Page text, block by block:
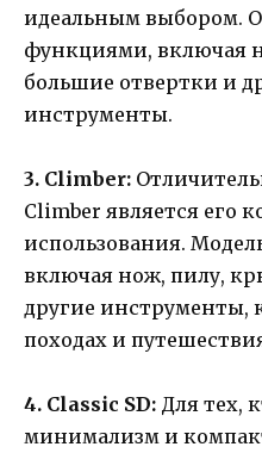
идеальным выбором.
функциями, включая
большие отвертки и
инструменты.
3. Climber:
Climber является его
использования.
включая нож, пилу,
другие инструменты,
походах и
4. Classic SD: Для тех,
минимализм и